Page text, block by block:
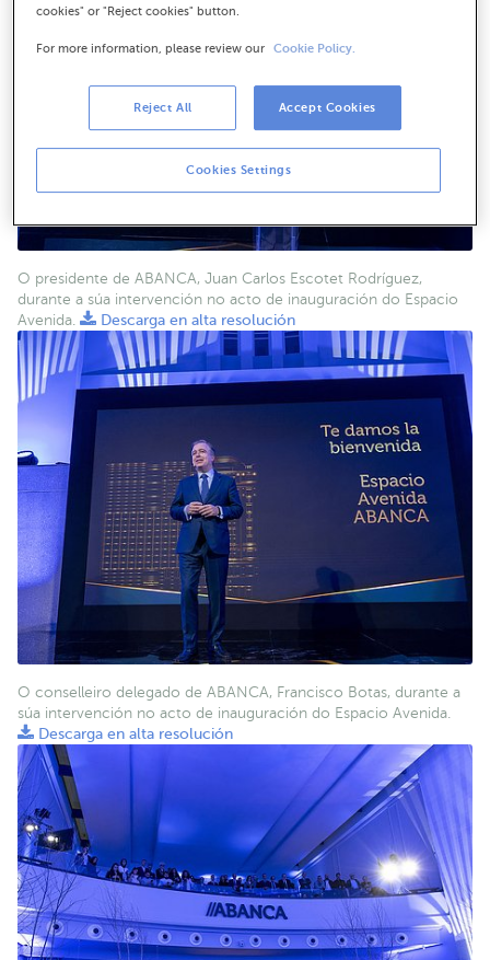
O presidente de ABANCA, Juan Carlos Escotet Rodríguez,
durante a súa intervención no acto de inauguración do Espacio
Avenida.
Descarga en alta resolución
O conselleiro delegado de ABANCA, Francisco Botas, durante a
súa intervención no acto de inauguración do Espacio Avenida.
Descarga en alta resolución
cookies" or "Reject cookies" button.
For more information, please review our Cookie Policy.
Cookies Settings
Reject All Accept Cookies